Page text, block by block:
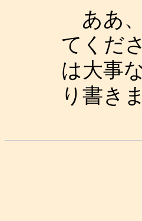
ああ
てくだ
は大事
り書き